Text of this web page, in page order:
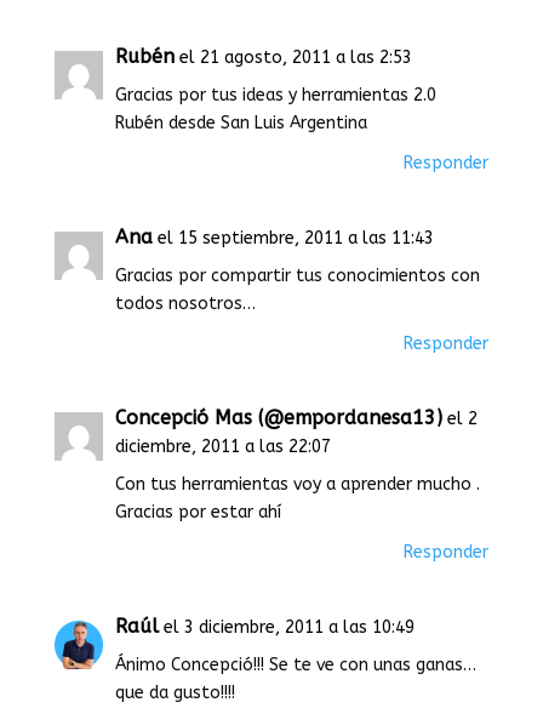
Rubén el 21 agosto, 2011 a las 2:53
Gracias por tus ideas y herramientas 2.0
Rubén desde San Luis Argentina
Responder
Ana el 15 septiembre, 2011 a las 11:43
Gracias por compartir tus conocimientos con
todos nosotros…
Responder
Concepció Mas (@empordanesa13) el 2
diciembre, 2011 a las 22:07
Con tus herramientas voy a aprender mucho .
Gracias por estar ahí
Responder
Raúl el 3 diciembre, 2011 a las 10:49
Ánimo Concepció!!! Se te ve con unas ganas…
que da gusto!!!!